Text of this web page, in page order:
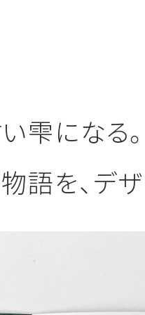
雫になる。
語を、デザ